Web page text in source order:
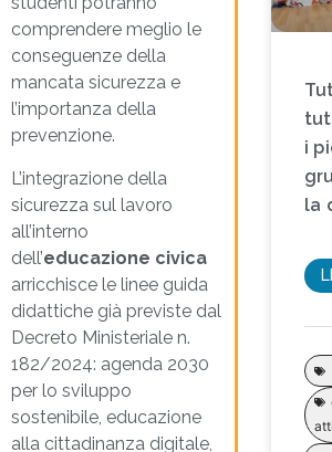
comprendere meglio le
conseguenze della
mancata sicurezza e
l’importanza della
prevenzione.
L’integrazione della
sicurezza sul lavoro
all’interno
dell’educazione civica
arricchisce le linee guida
didattiche già previste dal
Decreto Ministeriale n.
182/2024: agenda 2030
per lo sviluppo
sostenibile, educazione
alla cittadinanza digitale,
i
la